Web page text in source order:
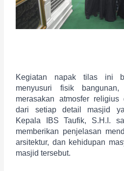
Kegiatan napak tilas ini
menyusuri fisik
merasakan atmosfer
dari setiap detail masjid
Kepala IBS Taufik, S.H.I.
memberikan penjelasan
arsitektur, dan kehidupan
masjid tersebut.